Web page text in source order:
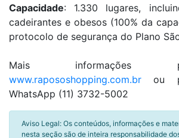
Capacidade: 1.330 lugares,
cadeirantes e obesos (100% da
protocolo de segurança do Plano
Mais informações
www.rapososhopping.com.br ou
WhatsApp (11) 3732-5002
Aviso Legal: Os conteúdos, informações e
nesta seção são de inteira responsabilidade